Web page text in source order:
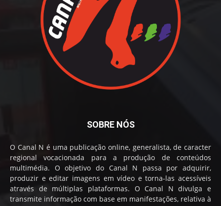
SOBRE NÓS
O Canal N é uma publicação online, generalista, de caracter
regional vocacionada para a produção de conteúdos
multimédia. O objetivo do Canal N passa por adquirir,
produzir e editar imagens em vídeo e torna-las acessíveis
através de múltiplas plataformas. O Canal N divulga e
transmite informação com base em manifestações, relativa à